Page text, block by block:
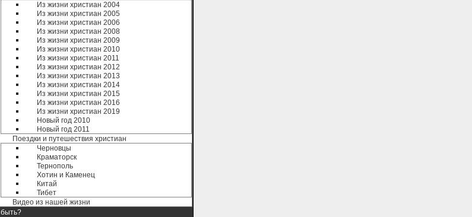
Из жизни христиан 2004
Из жизни христиан 2005
Из жизни христиан 2006
Из жизни христиан 2008
Из жизни христиан 2009
Из жизни христиан 2010
Из жизни христиан 2011
Из жизни христиан 2012
Из жизни христиан 2013
Из жизни христиан 2014
Из жизни христиан 2015
Из жизни христиан 2016
Из жизни христиан 2019
Новый год 2010
Новый год 2011
Поездки и путешествия христиан
Черновцы
Краматорск
Тернополь
Хотин и Каменец
Китай
Тибет
Видео из нашей жизни
быть?